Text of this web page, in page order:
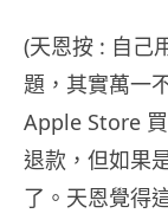
(天恩按 : 自己
題，其實萬一
Apple Store
退款，但如果
了。天恩覺得